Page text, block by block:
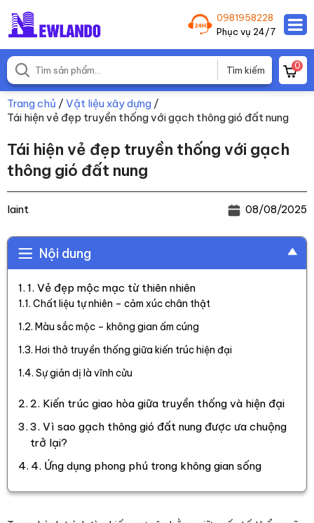
0981958228
Phục vụ 24/7
0
Trang chủ / Vật liệu xây dựng /
Tái hiện vẻ đẹp truyền thống với gạch thông gió đất nung
Tái hiện vẻ đẹp truyền thống với gạch
thông gió đất nung
laint 08/08/2025
Nội dung
1. Vẻ đẹp mộc mạc từ thiên nhiên
Chất liệu tự nhiên – cảm xúc chân thật
Màu sắc mộc – không gian ấm cúng
Hơi thở truyền thống giữa kiến trúc hiện đại
Sự giản dị là vĩnh cửu
2. Kiến trúc giao hòa giữa truyền thống và hiện đại
3. Vì sao gạch thông gió đất nung được ưa chuộng
trở lại?
4. Ứng dụng phong phú trong không gian sống